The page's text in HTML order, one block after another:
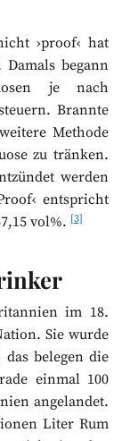
›proof‹ hat
begann
je nach
Brannte
Methode
zu tränken.
werden
entspricht
vol%.[3]
im 18.
Sie wurde
belegen die
einmal 100
angelandet.
Liter Rum